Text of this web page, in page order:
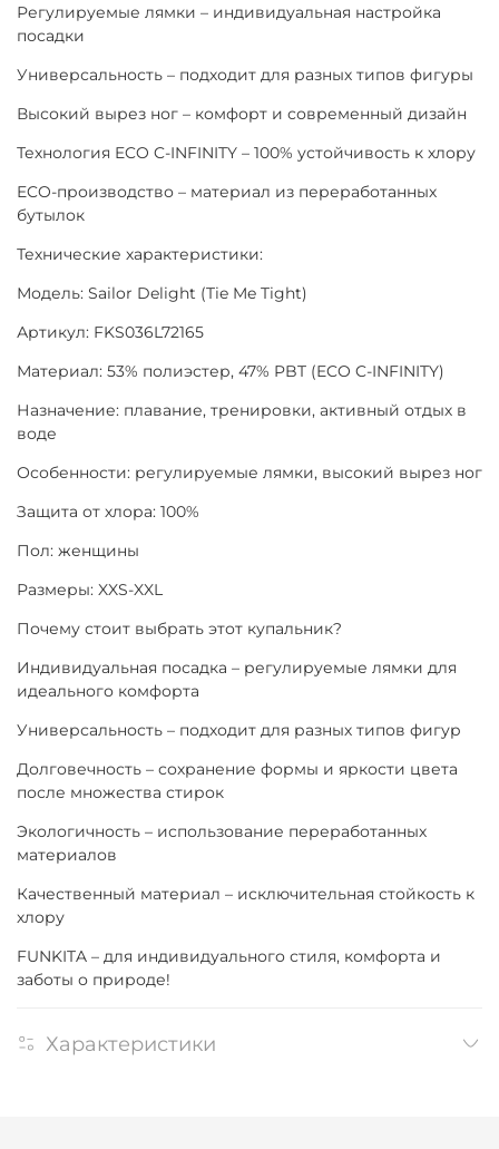
Регулируемые лямки – индивидуальная настройка
посадки
Универсальность – подходит для разных типов фигуры
Высокий вырез ног – комфорт и современный дизайн
Технология ECO C-INFINITY – 100% устойчивость к хлору
ECO-производство – материал из переработанных
бутылок
Технические характеристики:
Модель: Sailor Delight (Tie Me Tight)
Артикул: FKS036L72165
Материал: 53% полиэстер, 47% PBT (ECO C-INFINITY)
Назначение: плавание, тренировки, активный отдых в
воде
Особенности: регулируемые лямки, высокий вырез ног
Защита от хлора: 100%
Пол: женщины
Размеры: XXS-XXL
Почему стоит выбрать этот купальник?
Индивидуальная посадка – регулируемые лямки для
идеального комфорта
Универсальность – подходит для разных типов фигур
Долговечность – сохранение формы и яркости цвета
после множества стирок
Экологичность – использование переработанных
материалов
Качественный материал – исключительная стойкость к
хлору
FUNKITA – для индивидуального стиля, комфорта и
заботы о природе!
Характеристики